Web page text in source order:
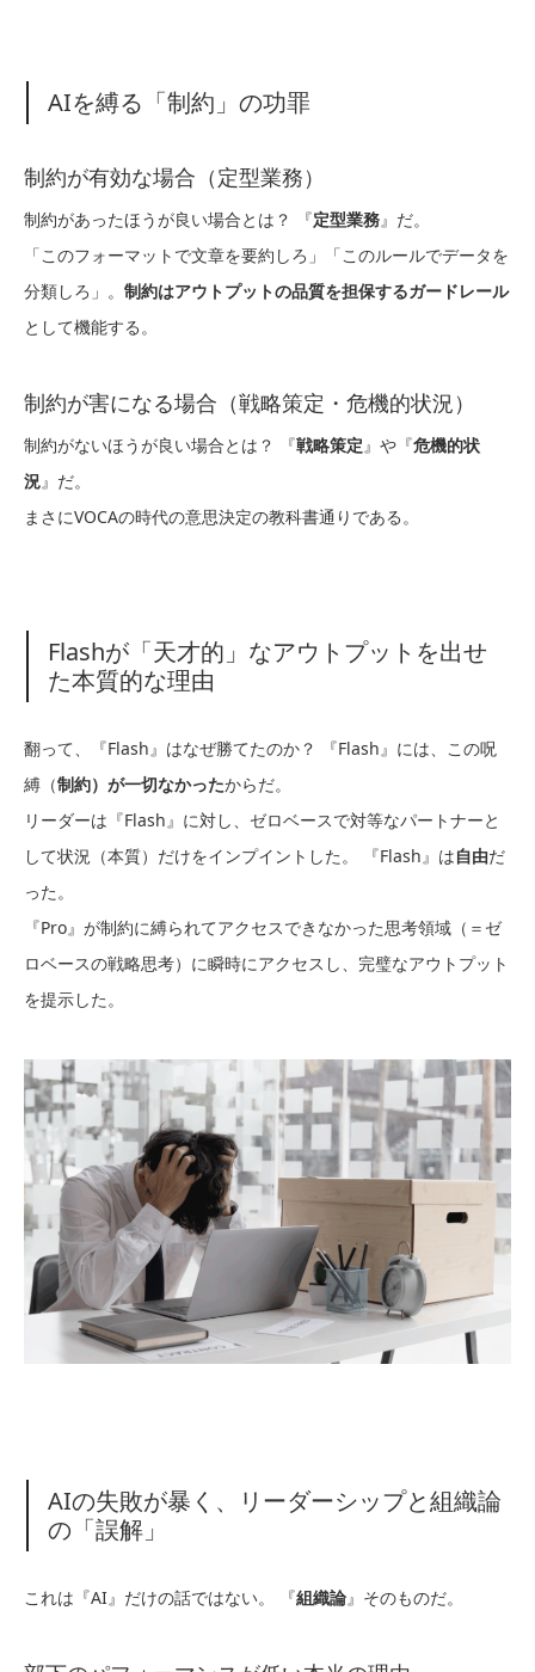
AIを縛る「制約」の功罪
制約が有効な場合（定型業務）
制約があったほうが良い場合とは？ 『定型業務』だ。
「このフォーマットで文章を要約しろ」「このルールでデータを
分類しろ」。 制約はアウトプットの品質を担保するガードレール
として機能する。
制約が害になる場合（戦略策定・危機的状況）
制約がないほうが良い場合とは？ 『戦略策定』や『危機的状
況』だ。
まさにVOCAの時代の意思決定の教科書通りである。
Flashが「天才的」なアウトプットを出せ
た本質的な理由
翻って、『Flash』はなぜ勝てたのか？ 『Flash』には、この呪
縛（制約）が一切なかったからだ。
リーダーは『Flash』に対し、ゼロベースで対等なパートナーと
して状況（本質）だけをインプイントした。 『Flash』は自由だ
った。
『Pro』が制約に縛られてアクセスできなかった思考領域（＝ゼ
ロベースの戦略思考）に瞬時にアクセスし、完璧なアウトプット
を提示した。
AIの失敗が暴く、リーダーシップと組織論
の「誤解」
これは『AI』だけの話ではない。 『組織論』そのものだ。